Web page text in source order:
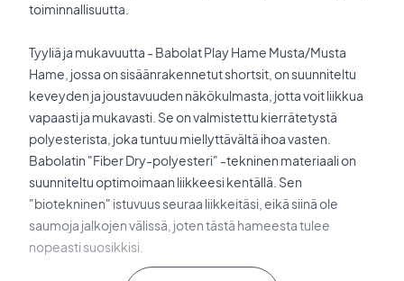
toiminnallisuutta.
Tyyliä ja mukavuutta - Babolat Play Hame Musta/Musta
Hame, jossa on sisäänrakennetut shortsit, on suunniteltu
keveyden ja joustavuuden näkökulmasta, jotta voit liikkua
vapaasti ja mukavasti. Se on valmistettu kierrätetystä
polyesterista, joka tuntuu miellyttävältä ihoa vasten.
Babolatin "Fiber Dry-polyesteri" -tekninen materiaali on
suunniteltu optimoimaan liikkeesi kentällä. Sen
"biotekninen" istuvuus seuraa liikkeitäsi, eikä siinä ole
saumoja jalkojen välissä, joten tästä hameesta tulee
nopeasti suosikkisi.